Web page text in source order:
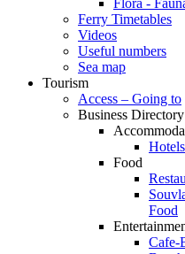
Flora -
Ferry Timetables
Videos
Useful numbers
Sea map
Tourism
Access – Going to
Business Directory
Food
Food
Cafe-